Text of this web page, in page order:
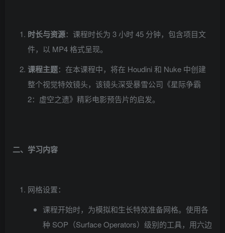
时长与资源：课程时长为 3 小时 45 分钟，包含项目文
件，以 MP4 格式呈现。
课程主题：在本课程中，将在 Houdini 和 Nuke 中创建
整个视觉特效镜头，该镜头深受暴雪公司《星际争霸
2：虚空之遗》精彩电影预告片的启发。
二、学习内容
网格设置：
课程开始时，为模拟和生长特效准备网格。使用各
种 SOP（Surface Operators）级别的工具，用六边